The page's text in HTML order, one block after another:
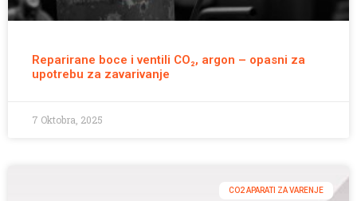
Reparirane boce i ventili CO₂, argon – opasni za
upotrebu za zavarivanje
7 Oktobra, 2025
CO2 APARATI ZA VARENJE